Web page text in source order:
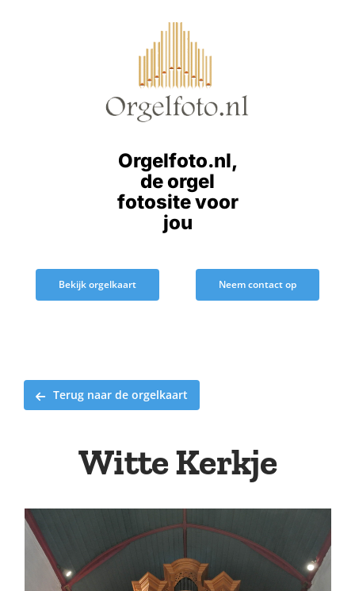
Orgelfoto.nl,
de orgel
fotosite voor
jou
Bekijk orgelkaart Neem contact op
Terug naar de orgelkaart
Witte Kerkje